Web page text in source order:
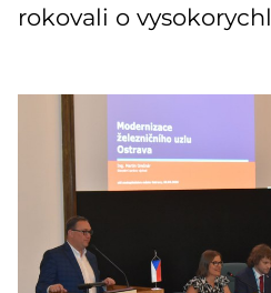
rokovali o